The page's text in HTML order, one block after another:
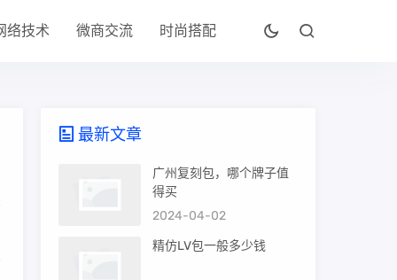
络技术 微商交流 时尚搭配
最新文章
广州复刻包，哪个牌子值
得买
2024-04-02
精仿LV包一般多少钱